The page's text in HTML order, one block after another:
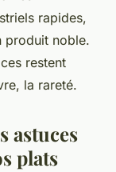
rapides,
produit noble.
restent
la rareté.
astuces
plats